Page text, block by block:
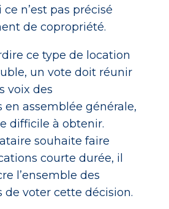
n’est pas précisé
de copropriété.
ce type de location
un vote doit réunir
voix des
en assemblée générale,
difficile à obtenir.
souhaite faire
courte durée, il
l’ensemble des
de voter cette décision.